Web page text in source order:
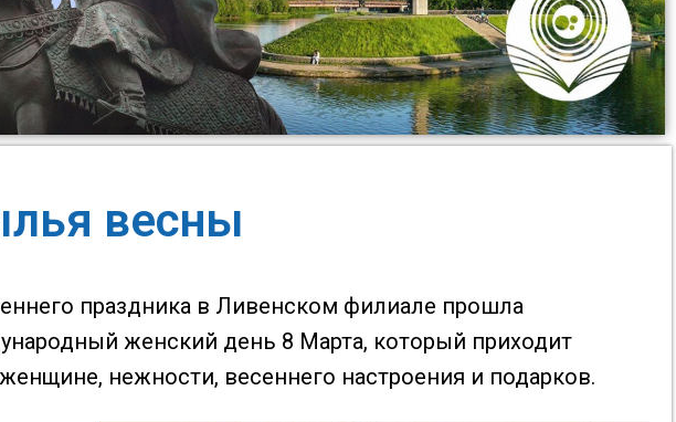
весны
праздника в Ливенском филиале прошла
женский день 8 Марта, который приходит
нежности, весеннего настроения и подарков.